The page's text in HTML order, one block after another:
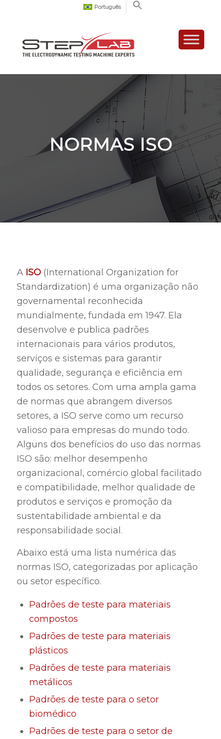
Português
NORMAS ISO
A ISO(International Organization for
Standardization) é uma organização não
governamental reconhecida
mundialmente, fundada em 1947. Ela
desenvolve e publica padrões
internacionais para vários produtos,
serviços e sistemas para garantir
qualidade, segurança e eficiência em
todos os setores. Com uma ampla gama
de normas que abrangem diversos
setores, a ISO serve como um recurso
valioso para empresas do mundo todo.
Alguns dos benefícios do uso das normas
ISO são: melhor desempenho
organizacional, comércio global facilitado
e compatibilidade, melhor qualidade de
produtos e serviços e promoção da
sustentabilidade ambiental e da
responsabilidade social.
Abaixo está uma lista numérica das
normas ISO, categorizadas por aplicação
ou setor específico.
Padrões de teste para materiais
compostos
Padrões de teste para materiais
plásticos
Padrões de teste para materiais
metálicos
Padrões de teste para o setor
biomédico
Padrões de teste para o setor de